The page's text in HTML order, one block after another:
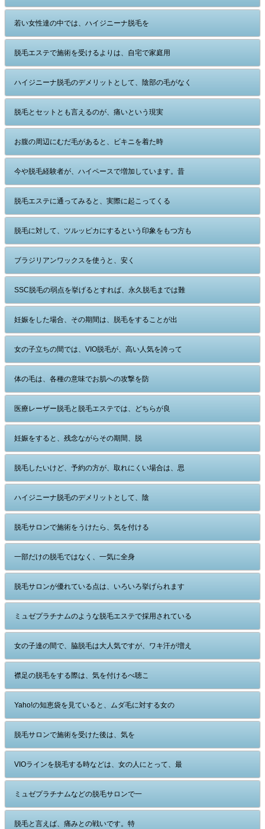
若い女性達の中では、ハイジニーナ脱毛を
脱毛エステで施術を受けるよりは、自宅で家庭用
ハイジニーナ脱毛のデメリットとして、陰部の毛がなく
脱毛とセットとも言えるのが、痛いという現実
お腹の周辺にむだ毛があると、ビキニを着た時
今や脱毛経験者が、ハイペースで増加しています。昔
脱毛エステに通ってみると、実際に起こってくる
脱毛に対して、ツルッピカにするという印象をもつ方も
ブラジリアンワックスを使うと、安く
SSC脱毛の弱点を挙げるとすれば、永久脱毛までは難
妊娠をした場合、その期間は、脱毛をすることが出
女の子立ちの間では、VIO脱毛が、高い人気を誇って
体の毛は、各種の意味でお肌への攻撃を防
医療レーザー脱毛と脱毛エステでは、どちらが良
妊娠をすると、残念ながらその期間、脱
脱毛したいけど、予約の方が、取れにくい場合は、思
ハイジニーナ脱毛のデメリットとして、陰
脱毛サロンで施術をうけたら、気を付ける
一部だけの脱毛ではなく、一気に全身
脱毛サロンが優れている点は、いろいろ挙げられます
ミュゼプラチナムのような脱毛エステで採用されている
女の子達の間で、脇脱毛は大人気ですが、ワキ汗が増え
襟足の脱毛をする際は、気を付けるべ聴こ
Yaho!の知恵袋を見ていると、ムダ毛に対する女の
脱毛サロンで施術を受けた後は、気を
VIOラインを脱毛する時などは、女の人にとって、最
ミュゼプラチナムなどの脱毛サロンで一
脱毛と言えば、痛みとの戦いです。特